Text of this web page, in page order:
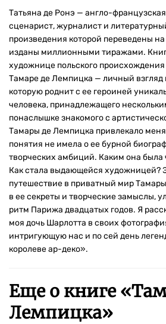
Татьяна де Ронэ — англо-
сценарист, журналист и
произведения которой переведены
изданы миллионными тиражами.
художнице польского
Тамаре де Лемпицка — личный взгляд
которую роднит с ее героиней
человека, принадлежащего
понаслышке знакомого с
Тамары де Лемпицка привлекало
понятия не имела о ее бурной
творческих амбиций. Каким она была
Как стала выдающейся художницей?
путешествие в приватный мир
в ее секреты и творческие замыслы,
ритм Парижа двадцатых годов. Я
моя дочь Шарлотта в своих
интригующую нас и по сей день
королеве ар-деко».
Еще о книге «
Лемпицка»